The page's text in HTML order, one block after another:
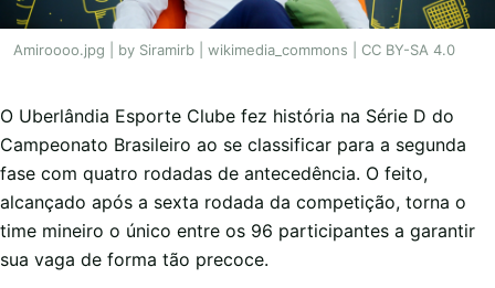
Amiroooo.jpg | by Siramirb | wikimedia_commons | CC BY-SA 4.0
O Uberlândia Esporte Clube fez história na Série D do
Campeonato Brasileiro ao se classificar para a segunda
fase com quatro rodadas de antecedência. O feito,
alcançado após a sexta rodada da competição, torna o
time mineiro o único entre os 96 participantes a garantir
sua vaga de forma tão precoce.